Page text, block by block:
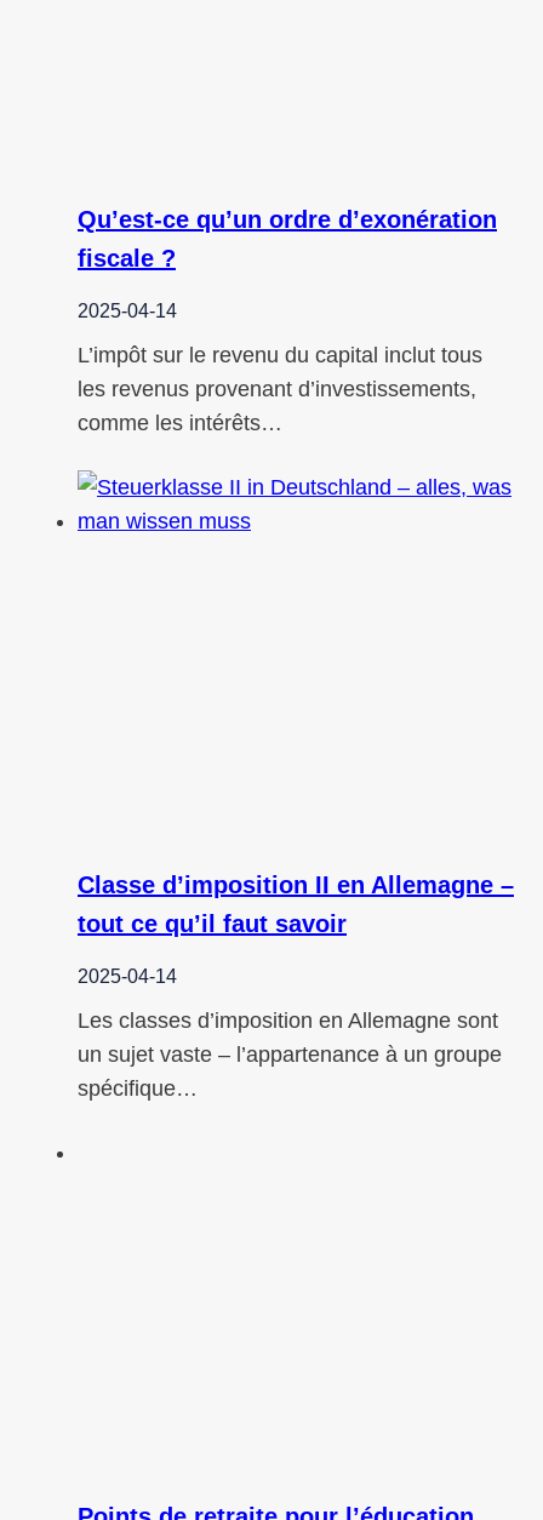
Qu’est-ce qu’un ordre d’exonération
fiscale ?
2025-04-14
L’impôt sur le revenu du capital inclut tous
les revenus provenant d’investissements,
comme les intérêts…
Classe d’imposition II en Allemagne –
tout ce qu’il faut savoir
2025-04-14
Les classes d’imposition en Allemagne sont
un sujet vaste – l’appartenance à un groupe
spécifique…